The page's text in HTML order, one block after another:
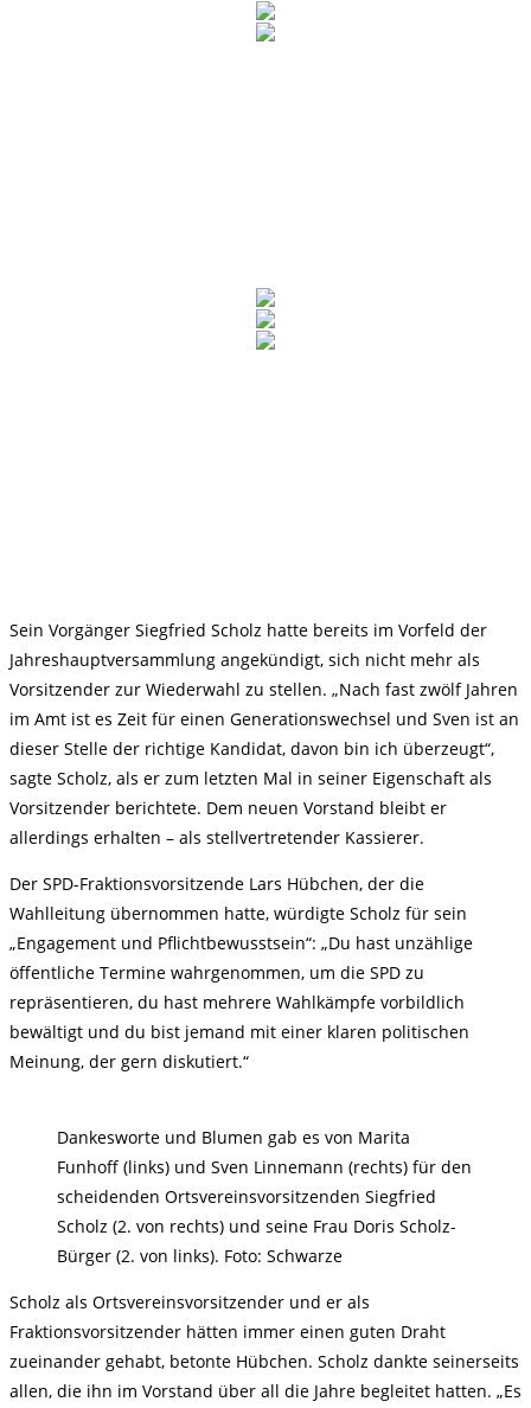
Sein Vorgänger Siegfried Scholz hatte bereits im Vorfeld der
Jahreshauptversammlung angekündigt, sich nicht mehr als
Vorsitzender zur Wiederwahl zu stellen. „Nach fast zwölf Jahren
im Amt ist es Zeit für einen Generationswechsel und Sven ist an
dieser Stelle der richtige Kandidat, davon bin ich überzeugt“,
sagte Scholz, als er zum letzten Mal in seiner Eigenschaft als
Vorsitzender berichtete. Dem neuen Vorstand bleibt er
allerdings erhalten – als stellvertretender Kassierer.
Der SPD-Fraktionsvorsitzende Lars Hübchen, der die
Wahlleitung übernommen hatte, würdigte Scholz für sein
„Engagement und Pflichtbewusstsein“: „Du hast unzählige
öffentliche Termine wahrgenommen, um die SPD zu
repräsentieren, du hast mehrere Wahlkämpfe vorbildlich
bewältigt und du bist jemand mit einer klaren politischen
Meinung, der gern diskutiert.“
Dankesworte und Blumen gab es von Marita
Funhoff (links) und Sven Linnemann (rechts) für den
scheidenden Ortsvereinsvorsitzenden Siegfried
Scholz (2. von rechts) und seine Frau Doris Scholz-
Bürger (2. von links). Foto: Schwarze
Scholz als Ortsvereinsvorsitzender und er als
Fraktionsvorsitzender hätten immer einen guten Draht
zueinander gehabt, betonte Hübchen. Scholz dankte seinerseits
allen, die ihn im Vorstand über all die Jahre begleitet hatten. „Es